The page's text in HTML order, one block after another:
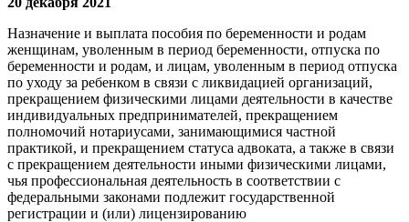
Назначение и выплата пособия по беременности и родам
женщинам, уволенным в период беременности, отпуска по
беременности и родам, и лицам, уволенным в период отпуска
по уходу за ребенком в связи с ликвидацией организаций,
прекращением физическими лицами деятельности в качестве
индивидуальных предпринимателей, прекращением
полномочий нотариусами, занимающимися частной
практикой, и прекращением статуса адвоката, а также в связи
с прекращением деятельности иными физическими лицами,
чья профессиональная деятельность в соответствии с
федеральными законами подлежит государственной
регистрации и (или) лицензированию